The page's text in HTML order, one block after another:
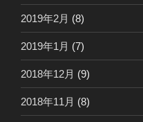
2019年2月 (8)
2019年1月 (7)
2018年12月 (9)
2018年11月 (8)